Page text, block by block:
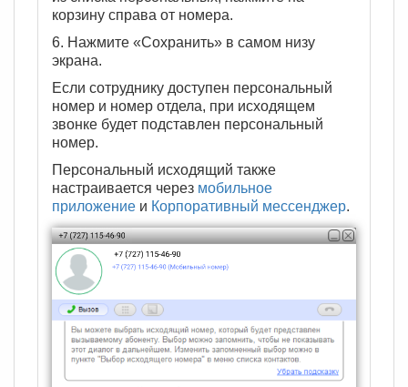
корзину справа от номера.
6. Нажмите «Сохранить» в самом низу
экрана.
Если сотруднику доступен персональный
номер и номер отдела, при исходящем
звонке будет подставлен персональный
номер.
Персональный исходящий также
настраивается через мобильное
приложение и Корпоративный мессенджер.